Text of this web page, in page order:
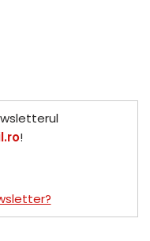
!